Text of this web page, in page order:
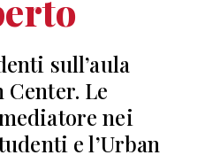
sull’aula
Center. Le
nei
e l’Urban